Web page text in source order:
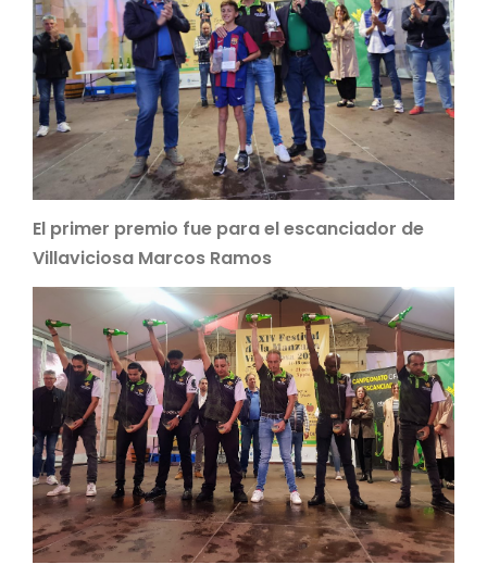
El primer premio fue para el escanciador de
Villaviciosa Marcos Ramos